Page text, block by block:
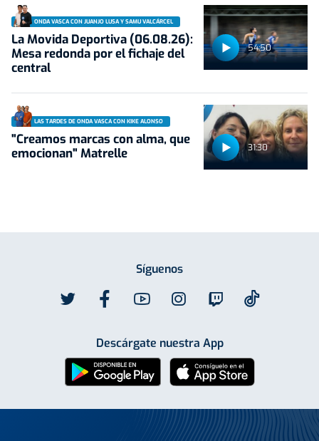
54:50
ONDA VASCA CON JUANJO LUSA Y SAMU VALCÁRCEL
La Movida Deportiva (06.08.26):
Mesa redonda por el fichaje del
central
31:30
LAS TARDES DE ONDA VASCA CON KIKE ALONSO
"Creamos marcas con alma, que
emocionan" Matrelle
Síguenos
Descárgate nuestra App